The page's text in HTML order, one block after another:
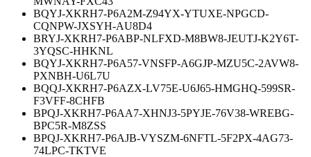
BQYJ-XKRH7-P6A2M-Z94YX-YTUXE-NPGCD-
CQNPW-JXSYH-AU8D4
BRYJ-XKRH7-P6ABP-NLFXD-M8BW8-JEUTJ-K2Y6T-
3YQSC-HHKNL
BQYJ-XKRH7-P6A57-VNSFP-A6GJP-MZU5C-2AVW8-
PXNBH-U6L7U
BQQJ-XKRH7-P6AZX-LV75E-U6J65-HMGHQ-599SR-
F3VFF-8CHFB
BPQJ-XKRH7-P6AA7-XHNJ3-5PYJE-76V38-WREBG-
BPC5R-M8ZSS
BPQJ-XKRH7-P6AJB-VYSZM-6NFTL-5F2PX-4AG73-
74LPC-TKTVE